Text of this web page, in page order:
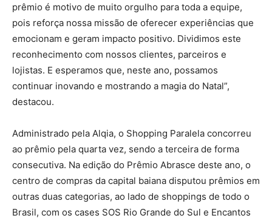
prêmio é motivo de muito orgulho para toda a equipe,
pois reforça nossa missão de oferecer experiências que
emocionam e geram impacto positivo. Dividimos este
reconhecimento com nossos clientes, parceiros e
lojistas. E esperamos que, neste ano, possamos
continuar inovando e mostrando a magia do Natal”,
destacou.
Administrado pela Alqia, o Shopping Paralela concorreu
ao prêmio pela quarta vez, sendo a terceira de forma
consecutiva. Na edição do Prêmio Abrasce deste ano, o
centro de compras da capital baiana disputou prêmios em
outras duas categorias, ao lado de shoppings de todo o
Brasil, com os cases SOS Rio Grande do Sul e Encantos